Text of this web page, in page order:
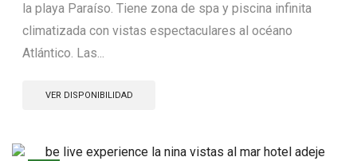
la playa Paraíso. Tiene zona de spa y piscina infinita
climatizada con vistas espectaculares al océano
Atlántico. Las...
VER DISPONIBILIDAD